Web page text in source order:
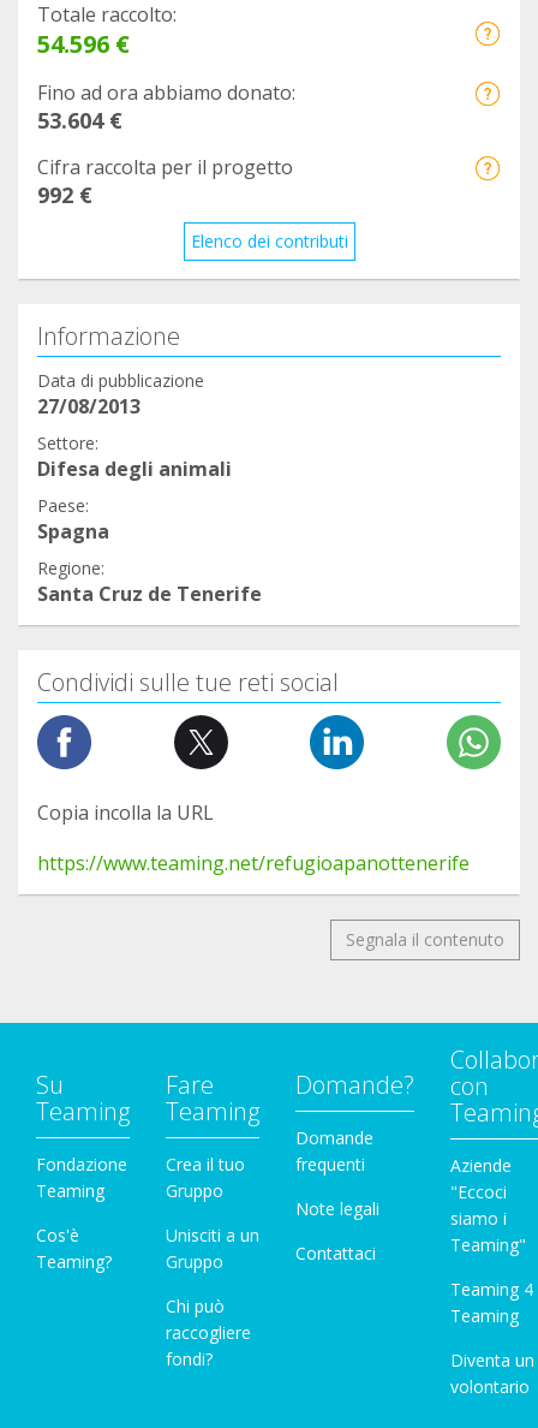
Totale raccolto:
54.596 €
Fino ad ora abbiamo donato:
53.604 €
Cifra raccolta per il progetto
992 €
Elenco dei contributi
Informazione
Data di pubblicazione
27/08/2013
Settore:
Difesa degli animali
Paese:
Spagna
Regione:
Santa Cruz de Tenerife
Condividi sulle tue reti social
Copia incolla la URL
https://www.teaming.net/refugioapanottenerife
Segnala il contenuto
Su
Teaming
Fondazione
Teaming
Cos'è
Teaming?
Fare
Teaming
Crea il tuo
Gruppo
Unisciti a un
Gruppo
Chi può
raccogliere
fondi?
Domande?
Domande
frequenti
Note legali
Contattaci
con
Aziende
"Eccoci
siamo i
Teaming"
Teaming 4
Teaming
Diventa un
volontario